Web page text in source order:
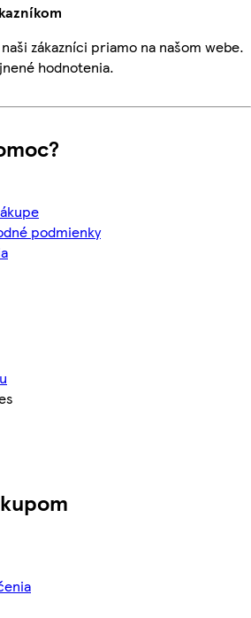
zákazníci priamo na našom webe.
hodnotenia.
podmienky